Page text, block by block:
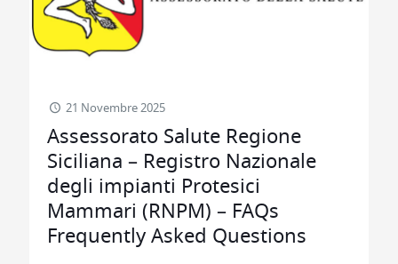
21 Novembre 2025
Assessorato Salute Regione
Siciliana – Registro Nazionale
degli impianti Protesici
Mammari (RNPM) – FAQs
Frequently Asked Questions